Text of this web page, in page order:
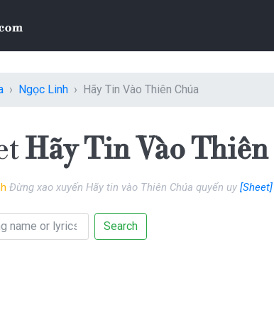
Ngọc Linh Hãy Tin Vào Thiên Chúa
Hãy Tin Vào
Đừng xao xuyến Hãy tin vào Thiên Chúa quyển uy [Sheet]
Search